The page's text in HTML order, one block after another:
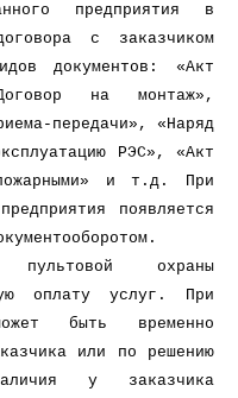
предприятия в
с заказчиком
документов: «Акт
на монтаж»,
передачи», «Наряд
РЭС», «Акт
и т.д. При
появляется
охраны
оплату услуг. При
быть временно
или по решению
у заказчика